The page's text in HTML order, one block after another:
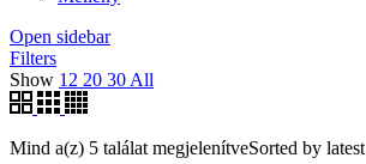
Open sidebar
Filters
Show 12 20 30 All
Mind a(z) 5 találat megjelenítveSorted by latest